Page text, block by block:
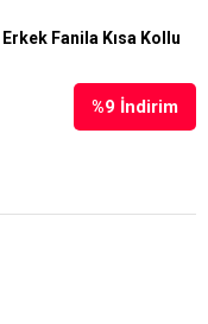
Erkek Fanila Kısa Kollu
%9 İndirim